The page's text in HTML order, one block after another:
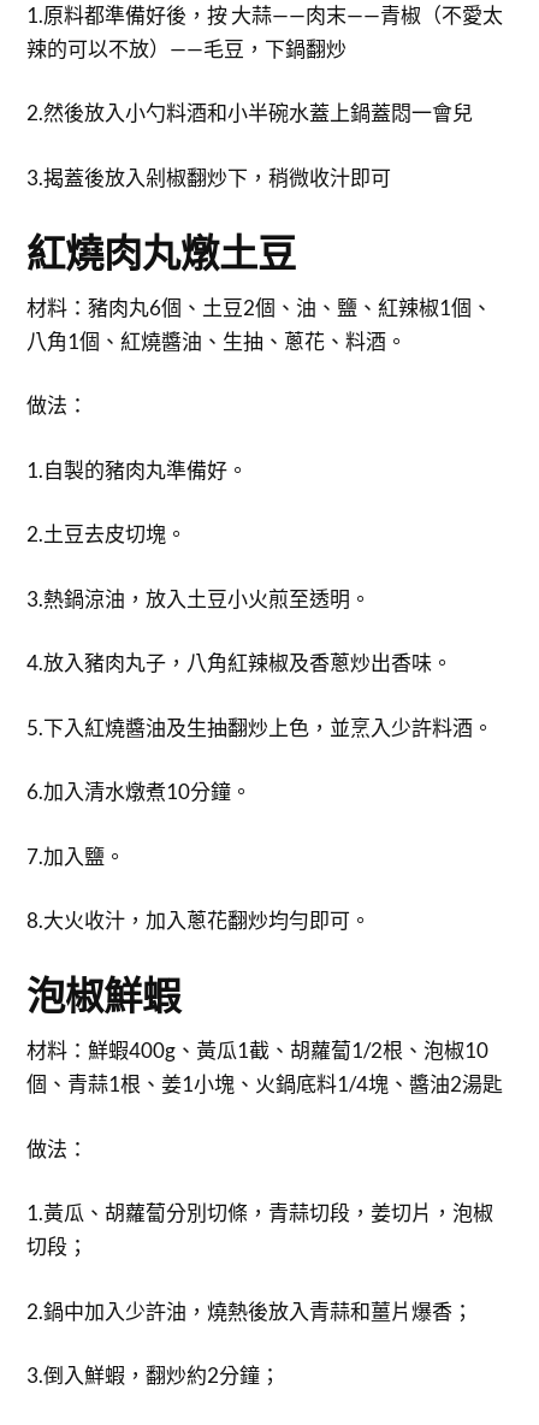
1.原料都準備好後，按 大蒜——肉末——青椒（不愛太
辣的可以不放）——毛豆，下鍋翻炒
2.然後放入小勺料酒和小半碗水蓋上鍋蓋悶一會兒
3.揭蓋後放入剁椒翻炒下，稍微收汁即可
紅燒肉丸燉土豆
材料：豬肉丸6個、土豆2個、油、鹽、紅辣椒1個、
八角1個、紅燒醬油、生抽、蔥花、料酒。
做法：
1.自製的豬肉丸準備好。
2.土豆去皮切塊。
3.熱鍋涼油，放入土豆小火煎至透明。
4.放入豬肉丸子，八角紅辣椒及香蔥炒出香味。
5.下入紅燒醬油及生抽翻炒上色，並烹入少許料酒。
6.加入清水燉煮10分鐘。
7.加入鹽。
8.大火收汁，加入蔥花翻炒均勻即可。
泡椒鮮蝦
材料：鮮蝦400g、黃瓜1截、胡蘿蔔1/2根、泡椒10
個、青蒜1根、姜1小塊、火鍋底料1/4塊、醬油2湯匙
做法：
1.黃瓜、胡蘿蔔分別切條，青蒜切段，姜切片，泡椒
切段；
2.鍋中加入少許油，燒熱後放入青蒜和薑片爆香；
3.倒入鮮蝦，翻炒約2分鐘；